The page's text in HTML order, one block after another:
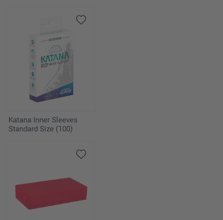
Katana Inner Sleeves
Standard Size (100)